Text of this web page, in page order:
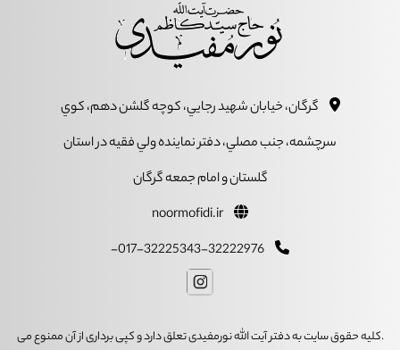
گرگان، خيابان شهيد رجايي، کوچه گلشن دهم، کوي
سرچشمه، جنب مصلي، دفتر نماينده ولي فقيه در استان
گلستان و امام جمعه گرگان
.کلیه حقوق سایت به دفتر آیت الله نورمفیدی تعلق دارد و کپی برداری از آن ممنوع می